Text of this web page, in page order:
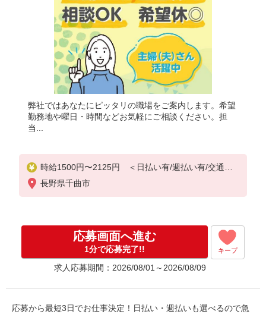
弊社ではあなたにピッタリの職場をご案内します。希望
勤務地や曜日・時間などお気軽にご相談ください。担
当...
時給1500円〜2125円 ＜日払い有/週払い有/交通費
全支給(ガソリン代含む)＞
長野県千曲市
応募画面へ進む
1分で応募完了!! キープ
求人応募期間：2026/08/01～2026/08/09
応募から最短3日でお仕事決定！日払い・週払いも選べるので急